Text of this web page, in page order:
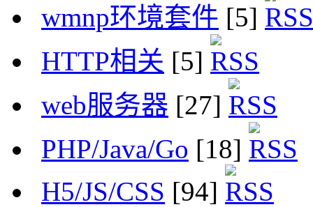
wmnp环境套件 [5]
HTTP相关 [5]
web服务器 [27]
PHP/Java/Go [18]
H5/JS/CSS [94]